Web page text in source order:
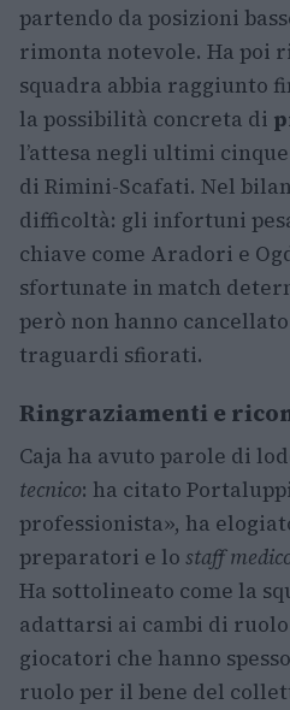
partendo da posizioni
rimonta notevole. Ha poi
squadra abbia raggiunto
la possibilità concreta di
l’attesa negli ultimi
di Rimini-Scafati. Nel
difficoltà: gli infortuni
chiave come Aradori e
sfortunate in match
però non hanno
traguardi sfiorati.
Ringraziamenti e
Caja ha avuto parole di
tecnico: ha citato
professionista», ha
preparatori e lo staff
Ha sottolineato come la
adattarsi ai cambi di
giocatori che hanno
ruolo per il bene del